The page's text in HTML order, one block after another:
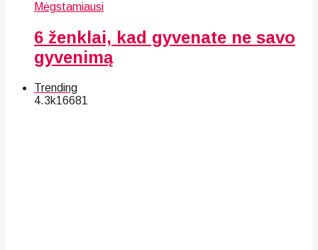
Mėgstamiausi
6 ženklai, kad gyvenate ne savo
gyvenimą
Trending
4.3k16681